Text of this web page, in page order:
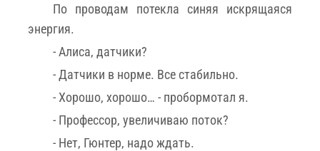
По проводам потекла синяя искрящаяся
энергия.
- Алиса, датчики?
- Датчики в норме. Все стабильно.
- Хорошо, хорошо… - пробормотал я.
- Профессор, увеличиваю поток?
- Нет, Гюнтер, надо ждать.